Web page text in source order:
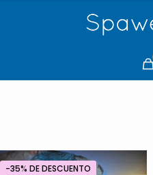
-35% DE DESCUENTO